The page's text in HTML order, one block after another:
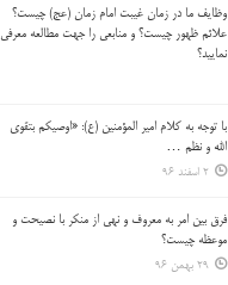
وظايف ما در زمان غيبت امام زمان (عج) چيست؟
علائم ظهور چيست؟ و منابعي را جهت مطالعه معرفي
نماييد؟
با توجه به كلام امير المؤمنين (ع): «اوصيكم بتقوي
الله و نظم …
2 اسفند 96
فرق بين امر به معروف و نهي از منكر با نصيحت و
موعظه چيست؟
29 بهمن 96